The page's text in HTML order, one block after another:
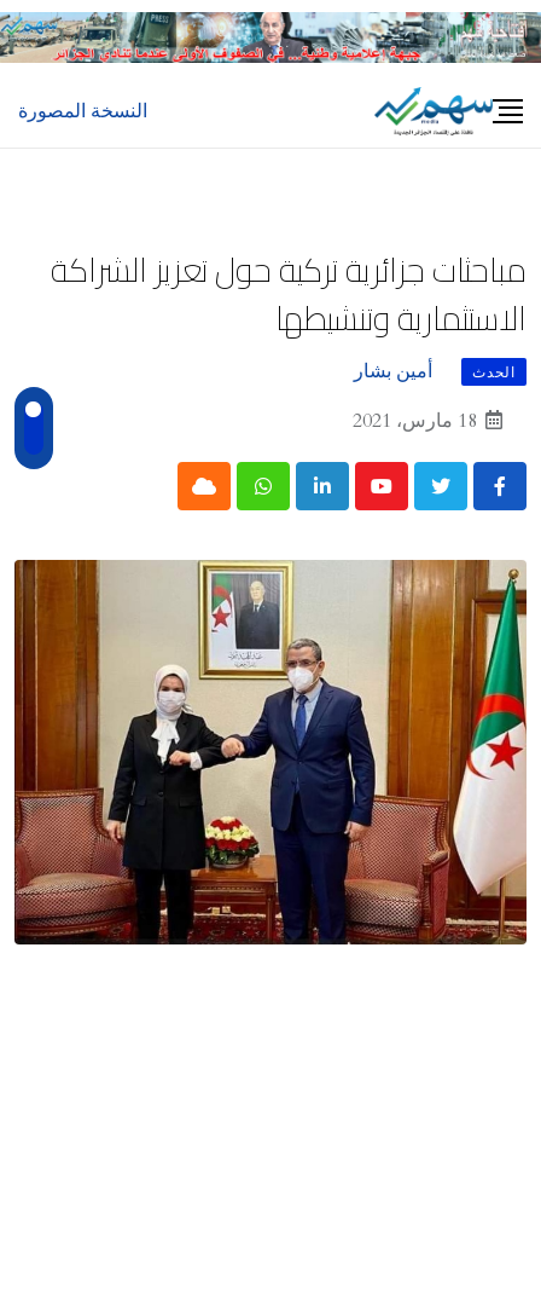
Skip
to
النسخة المصورة
مباحثات جزائرية تركية حول تعزيز الشراكة
الاستثمارية وتنشيطها
الحدث
أمين بشار
18 مارس، 2021
Youtube
LinkedIn
Whatsapp
Cloud